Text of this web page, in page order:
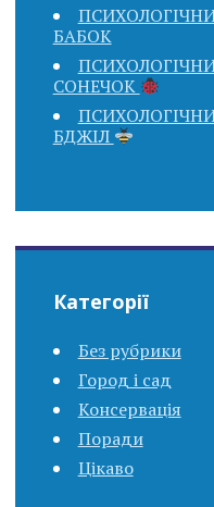
БАБОК
СОНЕЧОК
БДЖІЛ
Категорії
Без рубрики
Город і сад
Консервація
Поради
Цікаво